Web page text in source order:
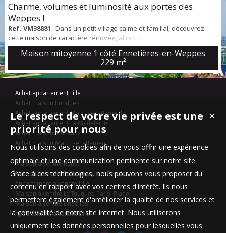
Charme, volumes et luminosité aux portes des
Weppes !
Ref. VM38881 : Dans un petit village calme et familial, découvrez
cette maison de caractère rénovée, alliant cachet de l’ancien et
confort moderne. Dès l’entrée, vous serez séduits par ses beaux
volumes, ses matériaux de qualité et ses espaces de vie généreux.
Le rez-de-chaussée offre un double séjour convivial de 35 m² avec
cheminée feu de bois, une cuisine séparée entièrement équipée
Maison mitoyenne 1 côté Ennetières-en-Weppes
229 m²
Achat appartement Lille
Achat maison Bondues
Achat appartement Marcq-en-Baroeul
Achat appartement La Madeleine
Achat maison Mouvaux
Achat maison Marcq-en-Baroeul
Maison à vendre Roncq
Maison à vendre Templeuve-en-Pévèle
Appartement à vendre Lille
Maison à vendre Le Touquet-Paris-Plage
Maison à vendre Linselles
Appartement à vendre Lille
✕
Le respect de votre vie privée est une
priorité pour nous
Nous utilisons des cookies afin de vous offrir une expérience
optimale et une communication pertinente sur notre site.
Grace à ces technologies, nous pouvons vous proposer du
contenu en rapport avec vos centres d'intérêt. Ils nous
permettent également d'améliorer la qualité de nos services et
la convivialité de notre site internet. Nous utiliserons
uniquement les données personnelles pour lesquelles vous